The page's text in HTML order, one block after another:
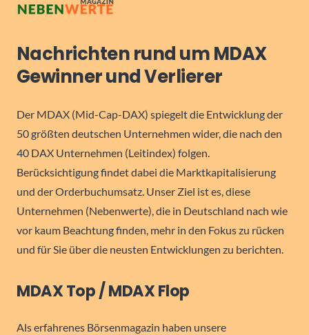
Nachrichten rund um MDAX
Gewinner und Verlierer
Der MDAX (Mid-Cap-DAX) spiegelt die Entwicklung der
50 größten deutschen Unternehmen wider, die nach den
40 DAX Unternehmen (Leitindex) folgen.
Berücksichtigung findet dabei die Marktkapitalisierung
und der Orderbuchumsatz. Unser Ziel ist es, diese
Unternehmen (Nebenwerte), die in Deutschland nach wie
vor kaum Beachtung finden, mehr in den Fokus zu rücken
und für Sie über die neusten Entwicklungen zu berichten.
MDAX Top / MDAX Flop
Als erfahrenes Börsenmagazin haben unsere